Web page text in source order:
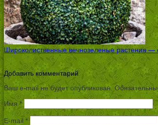
Широколиственные вечнозеленые растения —
Добавить комментарий
Ваш e-mail не будет опубликован.
Имя*
E-mail *